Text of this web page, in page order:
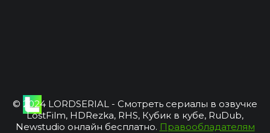
© 2024 LORDSERIAL - Смотреть сериалы в озвучке
LostFilm, HDRezka, RHS, Кубик в кубе, RuDub,
Newstudio онлайн бесплатно. Правообладателям